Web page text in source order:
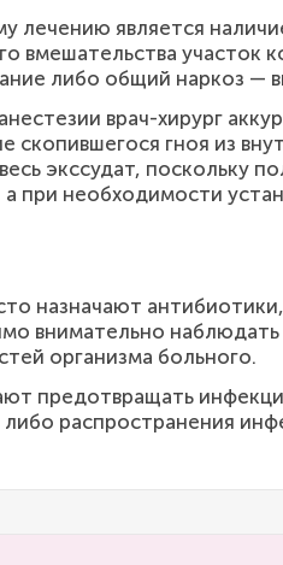
лечению является
вмешательства
либо общий наркоз —
врач-хирург
скопившегося гноя из
экссудат, поскольку
при необходимости
назначают
внимательно
организма больного.
предотвращать
либо распространения